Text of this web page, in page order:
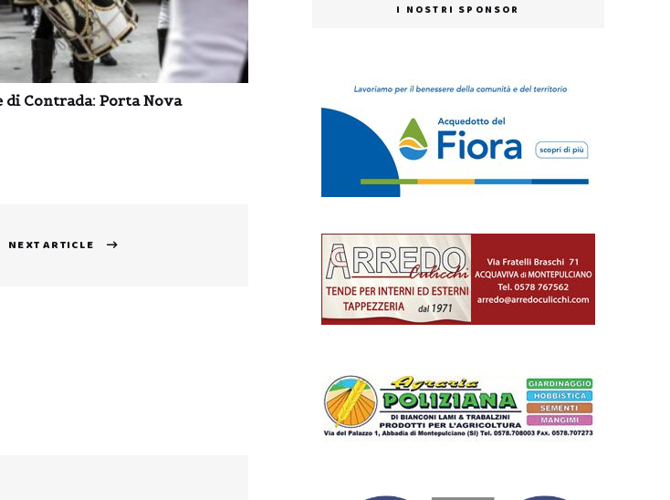
di Contrada: Porta Nova
NEXT ARTICLE
I NOSTRI SPONSOR